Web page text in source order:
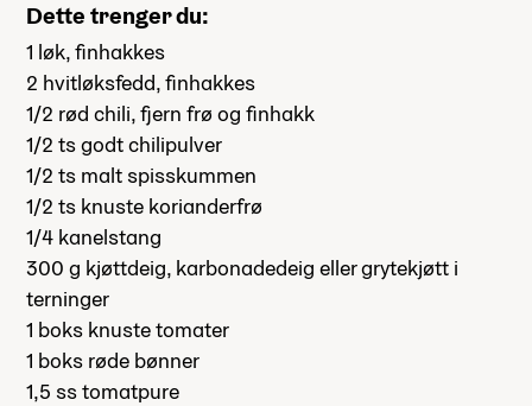
Dette trenger du:
1 løk, finhakkes
2 hvitløksfedd, finhakkes
1/2 rød chili, fjern frø og finhakk
1/2 ts godt chilipulver
1/2 ts malt spisskummen
1/2 ts knuste korianderfrø
1/4 kanelstang
300 g kjøttdeig, karbonadedeig eller grytekjøtt i
terninger
1 boks knuste tomater
1 boks røde bønner
1,5 ss tomatpure